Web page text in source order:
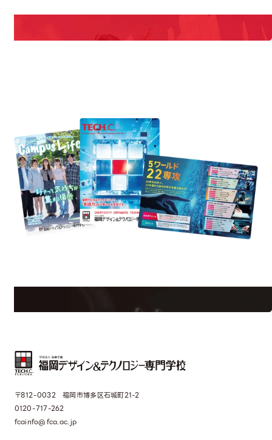
〒812-0032 福岡市博多区石城町21-2
0120-717-262
fcainfo@fca.ac.jp